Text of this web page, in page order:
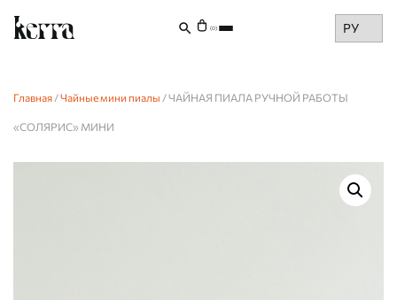
Choose
a
(0)
Главная /Чайные мини пиалы / ЧАЙНАЯ ПИАЛА РУЧНОЙ РАБОТЫ
«СОЛЯРИС» МИНИ